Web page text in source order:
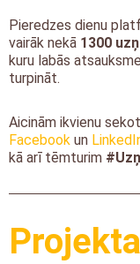
Pieredzes dienu
vairāk nekā 1300
kuru labās
turpināt.
Aicinām ikvienu
Facebook un
kā arī tēmturim